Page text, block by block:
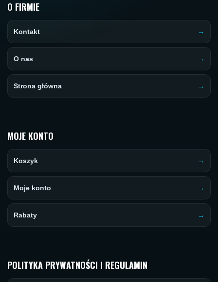
O FIRMIE
Kontakt
O nas
Strona główna
MOJE KONTO
Koszyk
Moje konto
Rabaty
POLITYKA PRYWATNOŚCI I REGULAMIN